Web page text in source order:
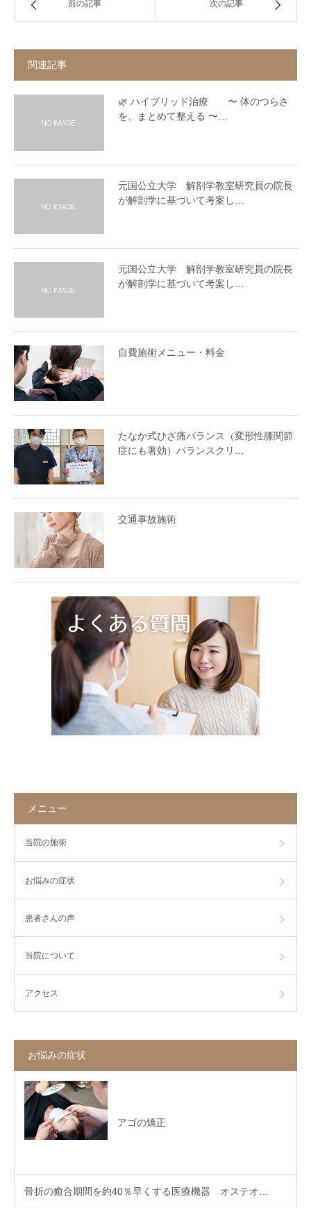
前の記事 次の記事
関連記事
🌿 ハイブリッド治療 〜 体のつらさ
を、まとめて整える 〜…
元国公立大学 解剖学教室研究員の院長
が解剖学に基づいて考案し…
元国公立大学 解剖学教室研究員の院長
が解剖学に基づいて考案し…
自費施術メニュー・料金
たなか式ひざ痛バランス（変形性膝関節
症にも著効）バランスクリ…
交通事故施術
メニュー
当院の施術
お悩みの症状
患者さんの声
当院について
アクセス
お悩みの症状
アゴの矯正
骨折の癒合期間を約40％早くする医療機器 オステオ…